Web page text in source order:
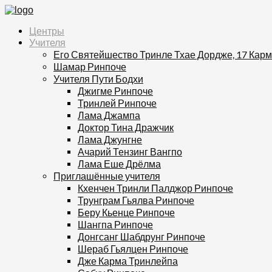
Центры
Учителя
Его Святейшество Тринле Тхае Дордже, 17
Шамар Ринпоче
Учителя Пути Бодхи
Джигме Ринпоче
Тринлей Ринпоче
Лама Джампа
Доктор Тина Дражчик
Лама Джунгне
Ачарий Тензинг Вангпо
Лама Еше Дрёлма
Приглашённые учителя
Кхенчен Тринли Палджор Ринпоче
Трунграм Гьялва Ринпоче
Беру Кьенце Ринпоче
Шангпа Ринпоче
Донгсанг Шабдрунг Ринпоче
Шераб Гьялцен Ринпоче
Дже Карма Тринлейпа